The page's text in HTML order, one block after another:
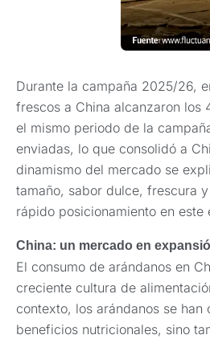
Durante la campaña 2025/26,
frescos a China alcanzaron los
el mismo periodo de la
enviadas, lo que consolidó a
dinamismo del mercado se
tamaño, sabor dulce, frescura
rápido posicionamiento en este
China: un mercado en
El consumo de arándanos en
creciente cultura de
contexto, los arándanos se
beneficios nutricionales, sino